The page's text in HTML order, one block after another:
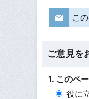
こ
ご意見を
1. このペ
役に